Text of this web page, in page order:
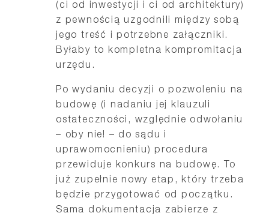
(ci od inwestycji i ci od architektury)
z pewnością uzgodnili między sobą
jego treść i potrzebne załączniki.
Byłaby to kompletna kompromitacja
urzędu.
Po wydaniu decyzji o pozwoleniu na
budowę (i nadaniu jej klauzuli
ostateczności, względnie odwołaniu
– oby nie! – do sądu i
uprawomocnieniu) procedura
przewiduje konkurs na budowę. To
już zupełnie nowy etap, który trzeba
będzie przygotować od początku.
Sama dokumentacja zabierze z